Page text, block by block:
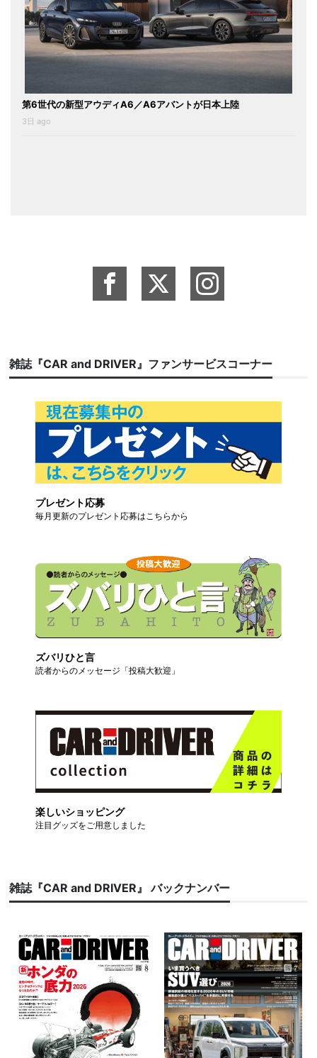
第6世代の新型アウディA6／A6アバントが日本上陸
3日 ago
雑誌『CAR and DRIVER』ファンサービスコーナー
プレゼント応募
毎月更新のプレゼント応募はこちらから
ズバリひと言
読者からのメッセージ「投稿大歓迎」
楽しいショッピング
注目グッズをご用意しました
雑誌『CAR and DRIVER』 バックナンバー